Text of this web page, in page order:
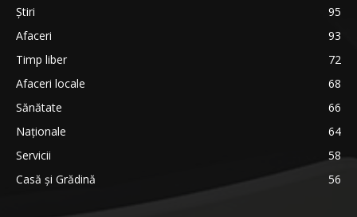
Știri
95
Afaceri
93
Timp liber
72
Afaceri locale
68
Sănătate
66
Naționale
64
Servicii
58
Casă și Grădină
56